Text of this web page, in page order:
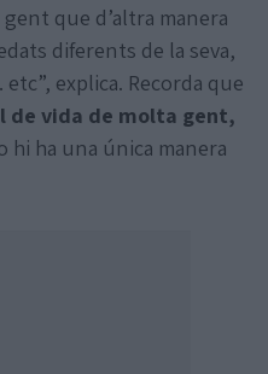
que d’altra manera
diferents de la seva,
explica. Recorda que
de vida de molta gent,
hi ha una única manera